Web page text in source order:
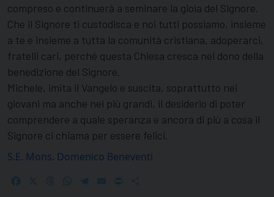
compreso e continuerà a seminare la gioia del Signore.
Che il Signore ti custodisca e noi tutti possiamo, insieme
a te e insieme a tutta la comunità cristiana, adoperarci,
fratelli cari, perché questa Chiesa cresca nel dono della
benedizione del Signore.
Michele, imita il Vangelo e suscita, soprattutto nei
giovani ma anche nei più grandi, il desiderio di poter
comprendere a quale speranza e ancora di più a cosa il
Signore ci chiama per essere felici.
S.E. Mons. Domenico Beneventi
FacebookThreadsWhatsApp
Telegram
EmailPrint